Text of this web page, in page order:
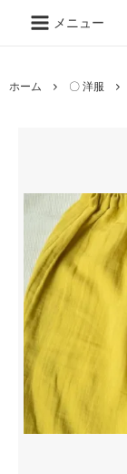
メニュー
ホーム 〇 洋服